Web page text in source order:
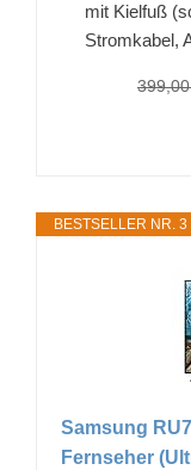
mit Kielfuß
Stromkabel,
BESTSELLER NR. 3
Samsung
Fernseher